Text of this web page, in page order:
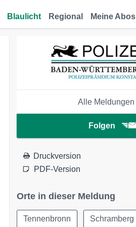
Blaulicht Regional Meine Abos
Alle Meldungen
Folgen
Druckversion
PDF-Version
Orte in dieser Meldung
Tennenbronn Schramberg